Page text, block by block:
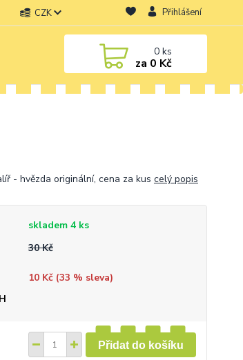
CZK Přihlášení
0ks
za 0 Kč
- hvězda originální, cena za kus celý popis
skladem 4 ks
30 Kč
10 Kč (33 % sleva)
Přidat do košíku